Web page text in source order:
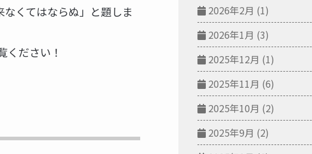
くてはならぬ」と題しま
ください！
2026年2月 (1)
2026年1月 (3)
2025年12月 (1)
2025年11月 (6)
2025年10月 (2)
2025年9月 (2)